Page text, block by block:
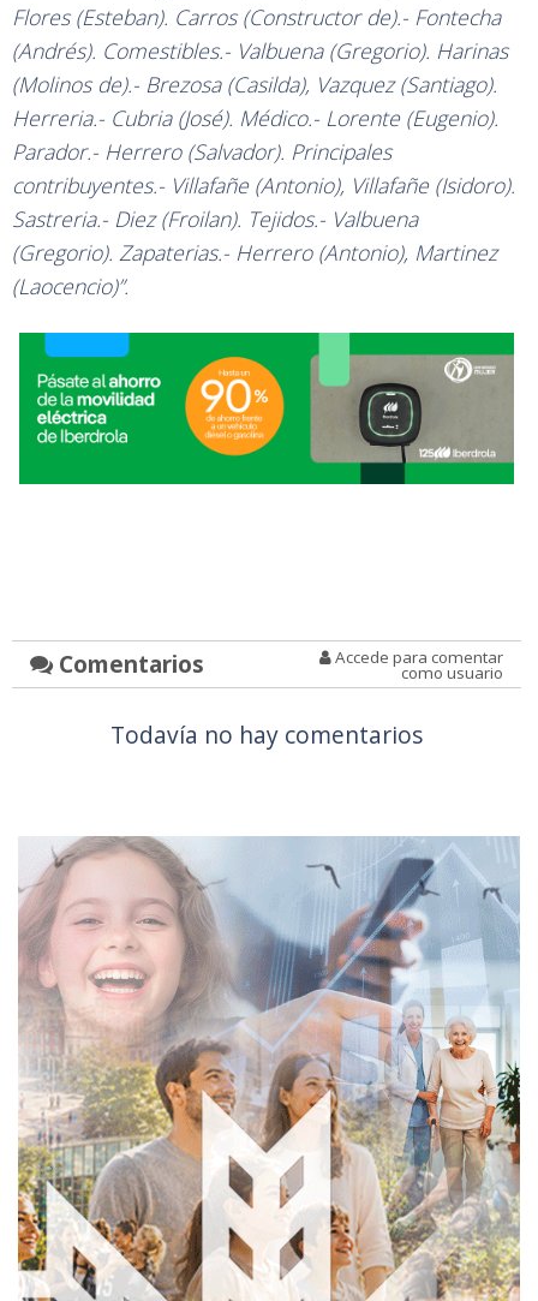
Flores (Esteban). Carros (Constructor de).- Fontecha
(Andrés). Comestibles.- Valbuena (Gregorio). Harinas
(Molinos de).- Brezosa (Casilda), Vazquez (Santiago).
Herreria.- Cubria (José). Médico.- Lorente (Eugenio).
Parador.- Herrero (Salvador). Principales
contribuyentes.- Villafañe (Antonio), Villafañe (Isidoro).
Sastreria.- Diez (Froilan). Tejidos.- Valbuena
(Gregorio). Zapaterias.- Herrero (Antonio), Martinez
(Laocencio)”.
Comentarios Accede para comentar
como usuario
Todavía no hay comentarios